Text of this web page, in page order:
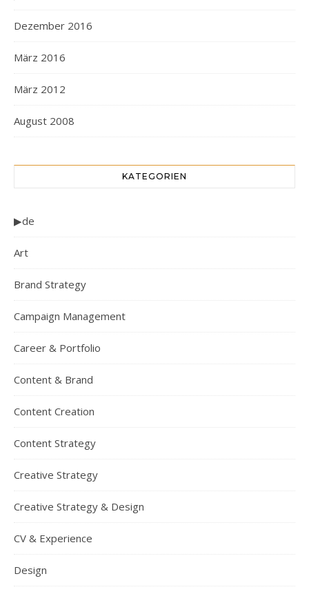
Dezember 2016
März 2016
März 2012
August 2008
KATEGORIEN
▶de
Art
Brand Strategy
Campaign Management
Career & Portfolio
Content & Brand
Content Creation
Content Strategy
Creative Strategy
Creative Strategy & Design
CV & Experience
Design